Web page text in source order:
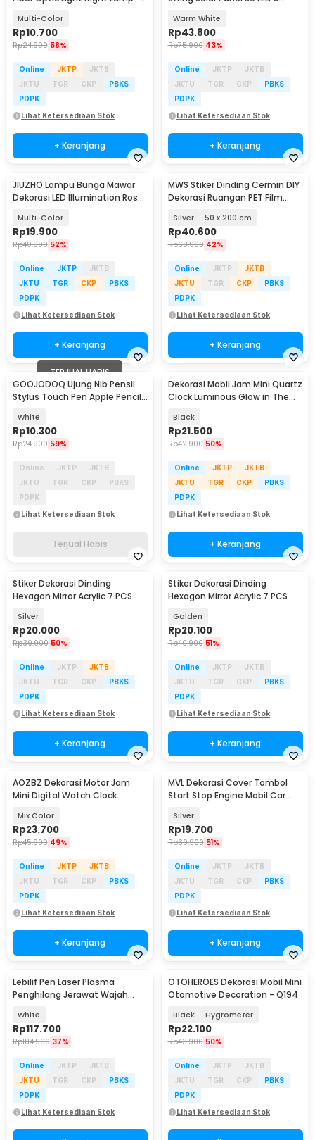
Multi-Color
Rp10.700
Rp24.900 58%
Online JKTP
JKTB
JKTU
TGR CKP
PBKS
PDPK
Lihat Ketersediaan Stok
+ Keranjang
Warm White
Rp43.800
Rp75.900 43%
Online JKTP
JKTB
JKTU
TGR CKP
PBKS
PDPK
Lihat Ketersediaan Stok
+ Keranjang
JIUZHO Lampu Bunga Mawar
Dekorasi LED Illumination Rose
Multi-Color
Rp19.900
Rp40.900 52%
Online JKTP
JKTB
JKTU
TGR CKP
PBKS
PDPK
Lihat Ketersediaan Stok
+ Keranjang
MWS Stiker Dinding Cermin DIY
Dekorasi Ruangan PET Film
Silver 50 x 200 cm
Rp40.600
Rp68.900 42%
Online JKTP
JKTB
JKTU
TGR CKP
PBKS
PDPK
Lihat Ketersediaan Stok
+ Keranjang
TERJUAL HABIS
GOOJODOQ Ujung Nib Pensil
Stylus Touch Pen Apple Pencil
White
Rp10.300
Rp24.900 59%
Online JKTP
JKTB
JKTU
TGR CKP
PBKS
PDPK
Lihat Ketersediaan Stok
Terjual Habis
Dekorasi Mobil Jam Mini Quartz
Clock Luminous Glow in The
Black
Rp21.500
Rp42.900 50%
Online JKTP
JKTB
JKTU
TGR CKP
PBKS
PDPK
Lihat Ketersediaan Stok
+ Keranjang
Stiker Dekorasi Dinding
Hexagon Mirror Acrylic 7 PCS
Silver
Rp20.000
Rp39.900 50%
Online JKTP
JKTB
JKTU
TGR CKP
PBKS
PDPK
Lihat Ketersediaan Stok
+ Keranjang
Stiker Dekorasi Dinding
Hexagon Mirror Acrylic 7 PCS
Golden
Rp20.100
Rp40.900 51%
Online JKTP
JKTB
JKTU
TGR CKP
PBKS
PDPK
Lihat Ketersediaan Stok
+ Keranjang
AOZBZ Dekorasi Motor Jam
Mini Digital Watch Clock
Mix Color
Rp23.700
Rp45.900 49%
Online JKTP
JKTB
JKTU
TGR CKP
PBKS
PDPK
Lihat Ketersediaan Stok
+ Keranjang
MVL Dekorasi Cover Tombol
Start Stop Engine Mobil Car
Silver
Rp19.700
Rp39.900 51%
Online JKTP
JKTB
JKTU
TGR CKP
PBKS
PDPK
Lihat Ketersediaan Stok
+ Keranjang
Lebilif Pen Laser Plasma
Penghilang Jerawat Wajah
White
Rp117.700
Rp184.900 37%
Online JKTP
JKTB
JKTU
TGR CKP
PBKS
PDPK
Lihat Ketersediaan Stok
OTOHEROES Dekorasi Mobil Mini
Otomotive Decoration - Q194
Black Hygrometer
Rp22.100
Rp43.900 50%
Online JKTP
JKTB
JKTU
TGR CKP
PBKS
PDPK
Lihat Ketersediaan Stok